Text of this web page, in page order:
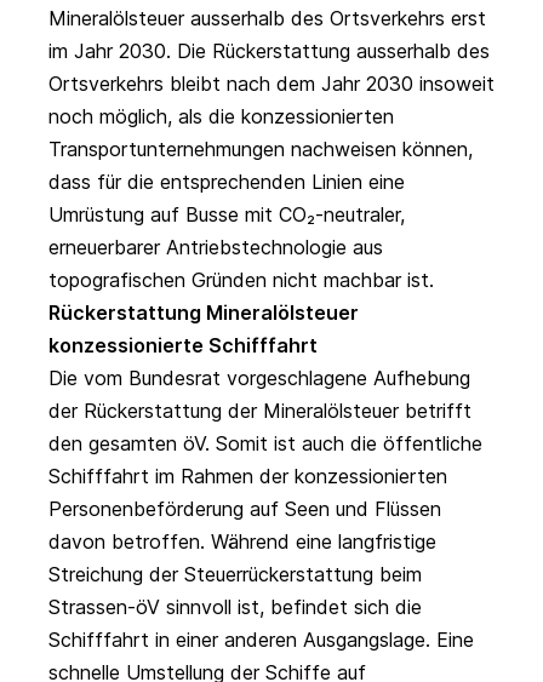
Mineralölsteuer ausserhalb des Ortsverkehrs erst
im Jahr 2030. Die Rückerstattung ausserhalb des
Ortsverkehrs bleibt nach dem Jahr 2030 insoweit
noch möglich, als die konzessionierten
Transportunternehmungen nachweisen können,
dass für die entsprechenden Linien eine
Umrüstung auf Busse mit CO₂-neutraler,
erneuerbarer Antriebstechnologie aus
topografischen Gründen nicht machbar ist.
Rückerstattung Mineralölsteuer
konzessionierte Schifffahrt
Die vom Bundesrat vorgeschlagene Aufhebung
der Rückerstattung der Mineralölsteuer betrifft
den gesamten öV. Somit ist auch die öffentliche
Schifffahrt im Rahmen der konzessionierten
Personenbeförderung auf Seen und Flüssen
davon betroffen. Während eine langfristige
Streichung der Steuerrückerstattung beim
Strassen-öV sinnvoll ist, befindet sich die
Schifffahrt in einer anderen Ausgangslage. Eine
schnelle Umstellung der Schiffe auf